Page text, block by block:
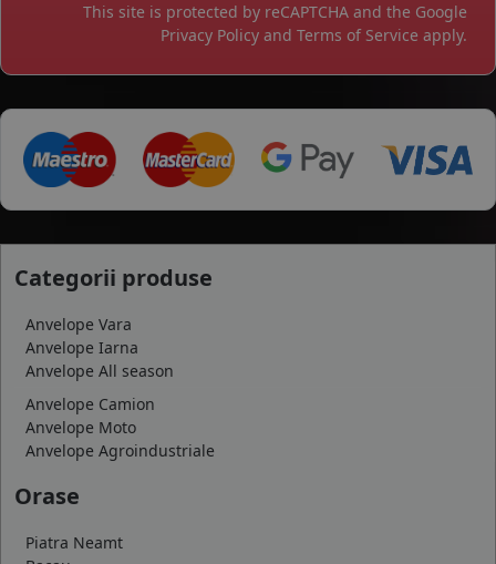
This site is protected by reCAPTCHA and the Google
Privacy Policy and Terms of Service apply.
Categorii produse
Anvelope Vara
Anvelope Iarna
Anvelope All season
Anvelope Camion
Anvelope Moto
Anvelope Agroindustriale
Orase
Piatra Neamt